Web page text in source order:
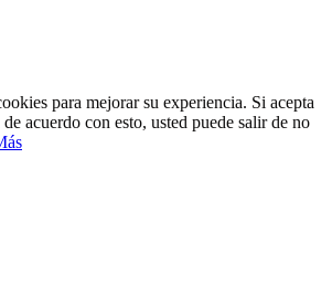
para mejorar su experiencia. Si acepta
acuerdo con esto, usted puede salir de no